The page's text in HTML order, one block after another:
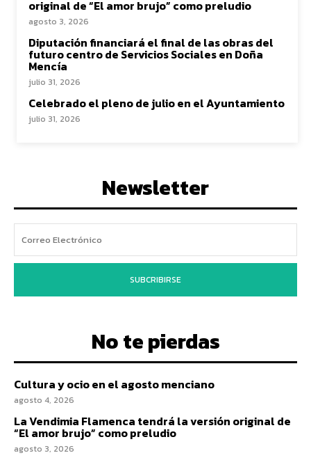
original de “El amor brujo” como preludio
agosto 3, 2026
Diputación financiará el final de las obras del
futuro centro de Servicios Sociales en Doña
Mencía
julio 31, 2026
Celebrado el pleno de julio en el Ayuntamiento
julio 31, 2026
Newsletter
SUBCRIBIRSE
No te pierdas
Cultura y ocio en el agosto menciano
agosto 4, 2026
La Vendimia Flamenca tendrá la versión original de
“El amor brujo” como preludio
agosto 3, 2026